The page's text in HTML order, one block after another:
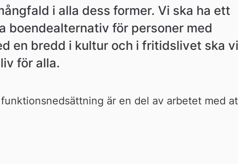
i alla dess former. Vi ska ha ett
boendealternativ för personer med
en bredd i kultur och i fritidslivet ska vi
för alla.
är en del av arbetet med